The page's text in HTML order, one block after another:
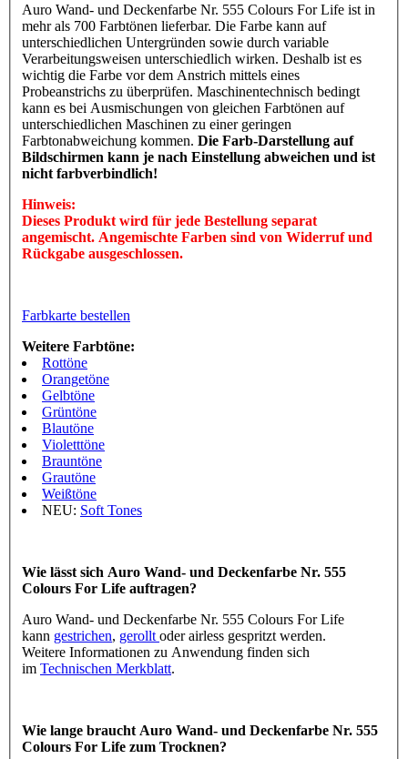
Auro Wand- und Deckenfarbe Nr. 555 Colours For Life ist in
mehr als 700 Farbtönen lieferbar. Die Farbe kann auf
unterschiedlichen Untergründen sowie durch variable
Verarbeitungsweisen unterschiedlich wirken. Deshalb ist es
wichtig die Farbe vor dem Anstrich mittels eines
Probeanstrichs zu überprüfen. Maschinentechnisch bedingt
kann es bei Ausmischungen von gleichen Farbtönen auf
unterschiedlichen Maschinen zu einer geringen
Farbtonabweichung kommen. Die Farb-Darstellung auf
Bildschirmen kann je nach Einstellung abweichen und ist
nicht farbverbindlich!
Hinweis:
Dieses Produkt wird für jede Bestellung separat
angemischt. Angemischte Farben sind von Widerruf und
Rückgabe ausgeschlossen.
Farbkarte bestellen
Weitere Farbtöne:
Rottöne
Orangetöne
Gelbtöne
Grüntöne
Blautöne
Violetttöne
Brauntöne
Grautöne
Weißtöne
NEU: Soft Tones
Wie lässt sich Auro Wand- und Deckenfarbe Nr. 555
Colours For Life auftragen?
Auro Wand- und Deckenfarbe Nr. 555 Colours For Life
kann gestrichen, gerollt oder airless gespritzt werden.
Weitere Informationen zu Anwendung finden sich
im Technischen Merkblatt.
Wie lange braucht Auro Wand- und Deckenfarbe Nr. 555
Colours For Life zum Trocknen?